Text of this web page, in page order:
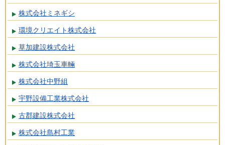
株式会社ミネギシ
環境クリエイト株式会社
草加建設株式会社
株式会社埼玉車輛
株式会社中野組
宇野設備工業株式会社
古郡建設株式会社
株式会社島村工業